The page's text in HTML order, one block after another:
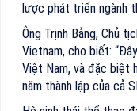
lược phát triển ngành
Ông Trịnh Bằng, Chủ
Vietnam, cho biết:
Việt Nam, và đặc biệt
năm thành lập của cả